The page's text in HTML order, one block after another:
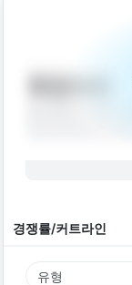
울산광역시 북구
경쟁률/커트라인
유형